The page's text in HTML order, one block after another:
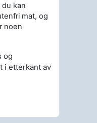
kan
mat, og
noen
og
i etterkant av